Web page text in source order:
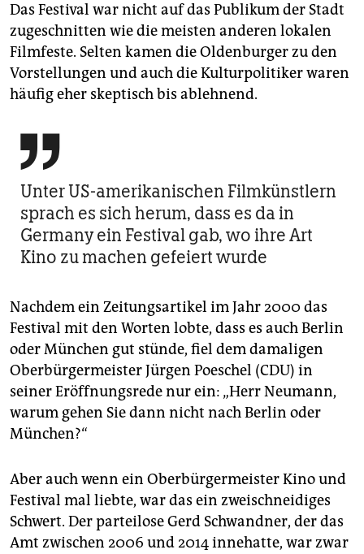
Das Festival war nicht auf das Publikum der Stadt
zugeschnitten wie die meisten anderen lokalen
Filmfeste. Selten kamen die Oldenburger zu den
Vorstellungen und auch die Kulturpolitiker waren
häufig eher skeptisch bis ablehnend.

Unter US-amerikanischen Filmkünstlern
sprach es sich herum, dass es da in
Germany ein Festival gab, wo ihre Art
Kino zu machen gefeiert wurde
Nachdem ein Zeitungsartikel im Jahr 2000 das
Festival mit den Worten lobte, dass es auch Berlin
oder München gut stünde, fiel dem damaligen
Oberbürgermeister Jürgen Poeschel (CDU) in
seiner Eröffnungsrede nur ein: „Herr Neumann,
warum gehen Sie dann nicht nach Berlin oder
München?“
Aber auch wenn ein Oberbürgermeister Kino und
Festival mal liebte, war das ein zweischneidiges
Schwert. Der parteilose Gerd Schwandner, der das
Amt zwischen 2006 und 2014 innehatte, war zwar